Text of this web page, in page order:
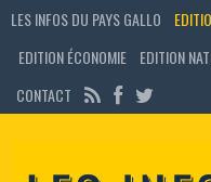
LES INFOS DU PAYS GALLO
EDITION ÉCONOMIE
EDITION
CONTACT